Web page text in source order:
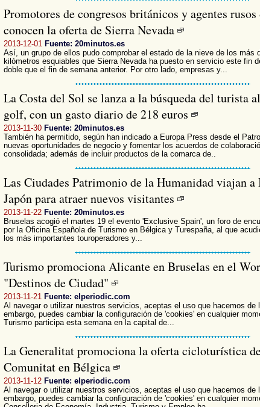
Promotores de congresos británicos y agentes
conocen la oferta de Sierra Nevada
2013-12-01 Fuente: 20minutos.es
Así, un grupo de ellos pudo comprobar el estado de la nieve de los más
kilómetros esquiables que Sierra Nevada ha puesto en servicio este fin
doble que el fin de semana anterior. Por otro lado, empresas y...
La Costa del Sol se lanza a la búsqueda del turista
golf, con un gasto diario de 218 euros
2013-11-30 Fuente: 20minutos.es
También ha permitido, según han indicado a Europa Press desde el
nuevas oportunidades de negocio y fomentar los acuerdos de
consolidada; además de incluir productos de la comarca de..
Las Ciudades Patrimonio de la Humanidad viajan
Japón para atraer nuevos visitantes
2013-11-22 Fuente: 20minutos.es
Bruselas acogió el martes 19 el evento 'Exclusive Spain', un foro de
por la Oficina Española de Turismo en Bélgica y Turespaña, al que
los más importantes touroperadores y...
Turismo promociona Alicante en Bruselas en el
"Destinos de Ciudad"
2013-11-21 Fuente: elperiodic.com
Al navegar o utilizar nuestros servicios, aceptas el uso que hacemos de
embargo, puedes cambiar la configuración de 'cookies' en cualquier
Turismo participa esta semana en la capital de...
La Generalitat promociona la oferta cicloturística
Comunitat en Bélgica
2013-11-12 Fuente: elperiodic.com
Al navegar o utilizar nuestros servicios, aceptas el uso que hacemos de
embargo, puedes cambiar la configuración de 'cookies' en cualquier